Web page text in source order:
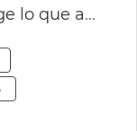
Falla Municipal 2022 "Protege lo que amas"